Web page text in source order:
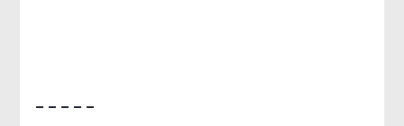
– – – – –